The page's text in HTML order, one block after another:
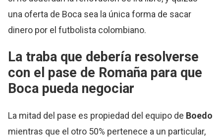
una oferta de Boca sea la única forma de sacar
dinero por el futbolista colombiano.
La traba que debería resolverse
con el pase de Romaña para que
Boca pueda negociar
La mitad del pase es propiedad del equipo de Boedo
mientras que el otro 50% pertenece a un particular,